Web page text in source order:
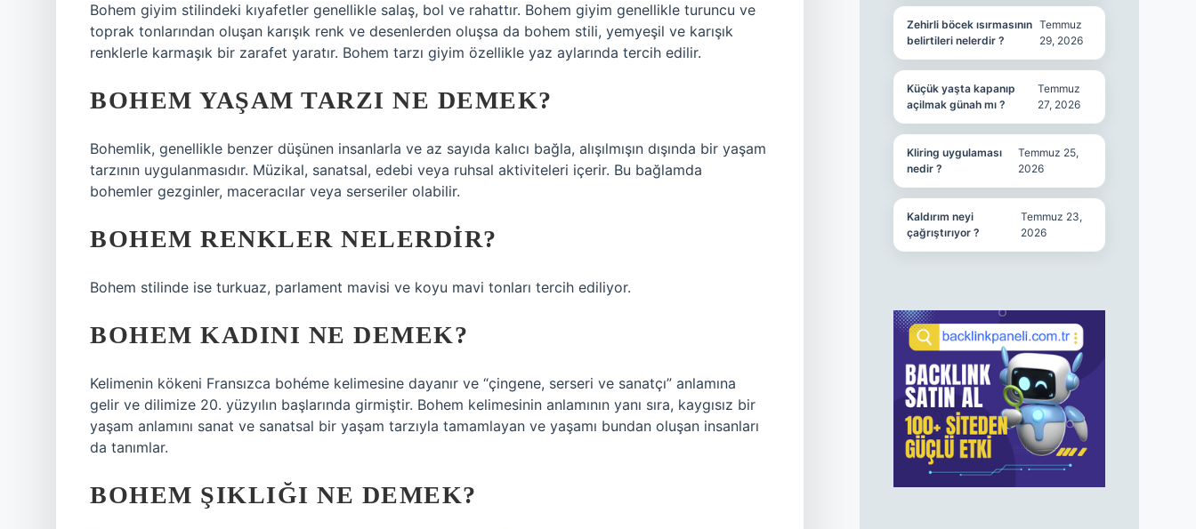
Bohem giyim stilindeki kıyafetler genellikle salaş, bol ve rahattır. Bohem giyim genellikle turuncu ve
toprak tonlarından oluşan karışık renk ve desenlerden oluşsa da bohem stili, yemyeşil ve karışık
renklerle karmaşık bir zarafet yaratır. Bohem tarzı giyim özellikle yaz aylarında tercih edilir.
BOHEM YAŞAM TARZI NE DEMEK?
Bohemlik, genellikle benzer düşünen insanlarla ve az sayıda kalıcı bağla, alışılmışın dışında bir yaşam
tarzının uygulanmasıdır. Müzikal, sanatsal, edebi veya ruhsal aktiviteleri içerir. Bu bağlamda
bohemler gezginler, maceracılar veya serseriler olabilir.
BOHEM RENKLER NELERDIR?
Bohem stilinde ise turkuaz, parlament mavisi ve koyu mavi tonları tercih ediliyor.
BOHEM KADINI NE DEMEK?
Kelimenin kökeni Fransızca bohéme kelimesine dayanır ve “çingene, serseri ve sanatçı” anlamına
gelir ve dilimize 20. yüzyılın başlarında girmiştir. Bohem kelimesinin anlamının yanı sıra, kaygısız bir
yaşam anlamını sanat ve sanatsal bir yaşam tarzıyla tamamlayan ve yaşamı bundan oluşan insanları
da tanımlar.
BOHEM ŞIKLIĞI NE DEMEK?
Zehirli böcek ısırmasının
belirtileri nelerdir ?
Temmuz
29, 2026
Küçük yaşta kapanıp
açilmak günah mı ?
Temmuz
27, 2026
Kliring uygulaması
nedir ?
Temmuz 25,
2026
Kaldırım neyi
çağrıştırıyor ?
Temmuz 23,
2026